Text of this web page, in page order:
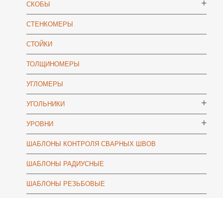
СКОБЫ
СТЕНКОМЕРЫ
СТОЙКИ
ТОЛЩИНОМЕРЫ
УГЛОМЕРЫ
УГОЛЬНИКИ
УРОВНИ
ШАБЛОНЫ КОНТРОЛЯ СВАРНЫХ ШВОВ
ШАБЛОНЫ РАДИУСНЫЕ
ШАБЛОНЫ РЕЗЬБОВЫЕ